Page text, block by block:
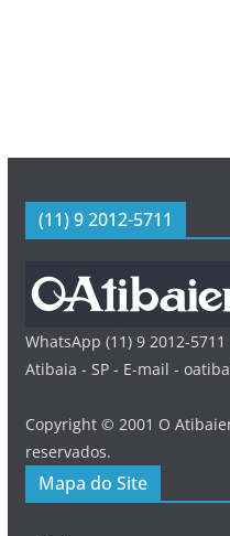
(11) 9 2012-5711
WhatsApp (11) 9 2012-5711
Atibaia - SP - E-mail -
Copyright © 2001 O
reservados.
Mapa do Site